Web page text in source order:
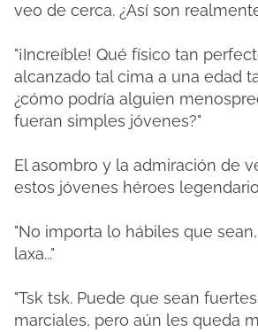
veo de cerca. ¿Así son
"¡Increíble! Qué físico tan
alcanzado tal cima a una edad
¿cómo podría alguien
fueran simples jóvenes?"
El asombro y la admiración de
estos jóvenes héroes
"No importa lo hábiles que
laxa..."
"Tsk tsk. Puede que sean
marciales, pero aún les queda